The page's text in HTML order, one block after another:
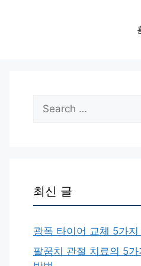
Search
for:
최신 글
광폭 타이어 교체 5가지
팔꿈치 관절 치료의 5가